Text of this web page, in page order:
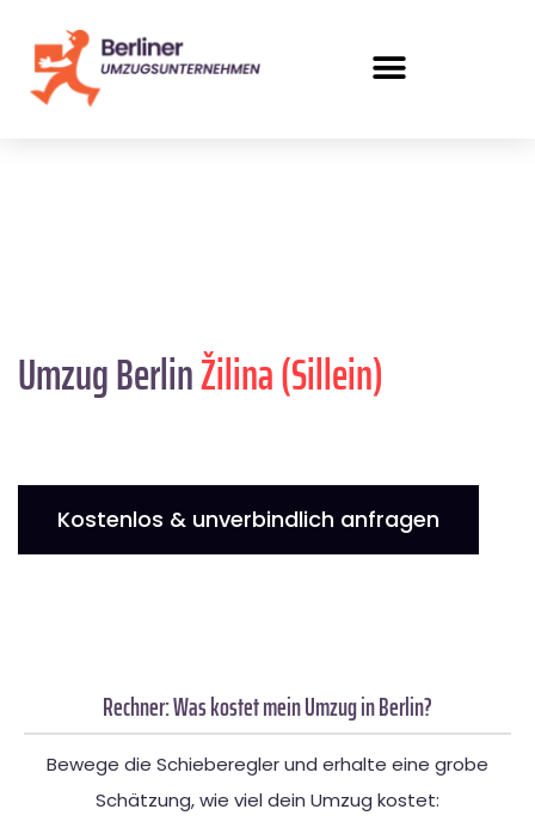
Umzug BerlinŽilina (Sillein)
Kostenlos & unverbindlich anfragen
Rechner: Was kostet mein Umzug in Berlin?
Bewege die Schieberegler und erhalte eine grobe
Schätzung, wie viel dein Umzug kostet: